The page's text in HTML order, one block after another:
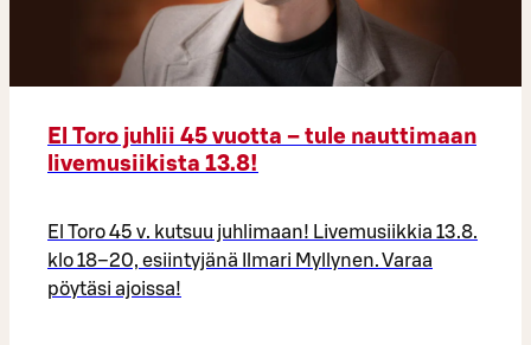
El Toro juhlii 45 vuotta – tule nauttimaan
livemusiikista 13.8!
El Toro 45 v. kutsuu juhlimaan! Livemusiikkia 13.8.
klo 18–20, esiintyjänä Ilmari Myllynen. Varaa
pöytäsi ajoissa!